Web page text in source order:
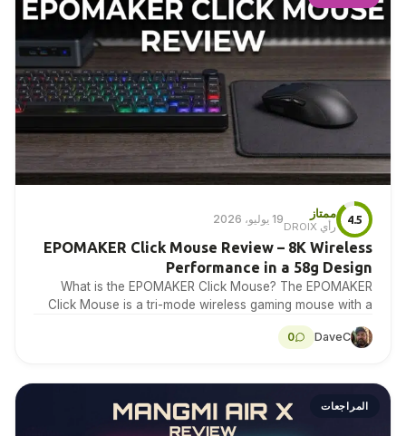
4.5
ممتاز
رأي DROIX
19 يوليو، 2026
EPOMAKER Click Mouse Review – 8K Wireless
Performance in a 58g Design
What is the EPOMAKER Click Mouse? The EPOMAKER
Click Mouse is a tri-mode wireless gaming mouse with a
PAW3950 optical sensor, a 58g chassis,…
DaveC
0
المراجعات